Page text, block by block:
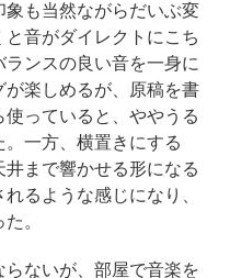
も当然ながらだいぶ変
音がダイレクトにこち
ンスの良い音を一身に
楽しめるが、原稿を書
っていると、ややうる
一方、横置きにする
まで響かせる形になる
るような感じになり、
。
ないが、部屋で音楽を